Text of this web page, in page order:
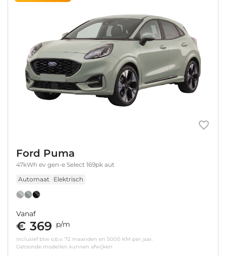
Ford Puma
47kWh ev gen-e Select 169pk aut
Automaat
Elektrisch
Vanaf
€ 369 p/m
inclusief btw o.b.v. 72 maanden en 5000 KM per jaar.
Getoonde modellen kunnen afwijken